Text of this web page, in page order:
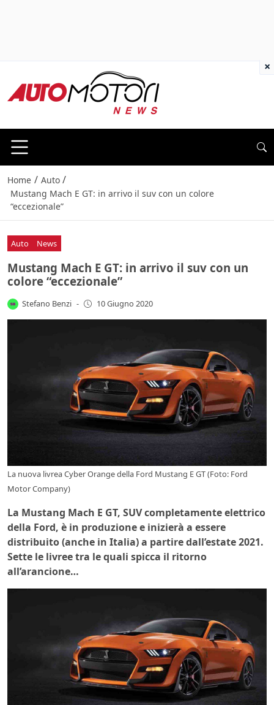
Home / Auto /
Mustang Mach E GT: in arrivo il suv con un colore
“eccezionale”
Auto News
Mustang Mach E GT: in arrivo il suv con un
colore “eccezionale”
Stefano Benzi - 10 Giugno 2020
La nuova livrea Cyber Orange della Ford Mustang E GT (Foto: Ford
Motor Company)
La Mustang Mach E GT, SUV completamente elettrico
della Ford, è in produzione e inizierà a essere
distribuito (anche in Italia) a partire dall’estate 2021.
Sette le livree tra le quali spicca il ritorno
all’arancione…
×